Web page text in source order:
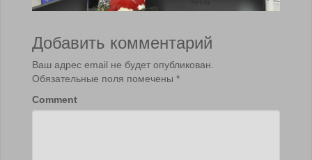
Добавить комментарий
Ваш адрес email не будет опубликован.
Обязательные поля помечены *
Comment